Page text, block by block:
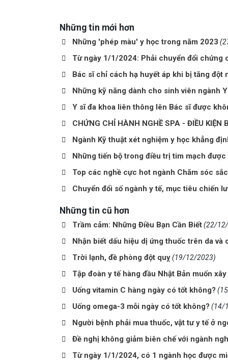
Những tin mới hơn
Những 'phép màu' y học trong năm 2023
Từ ngày 1/1/2024: Phải chuyển đổi chứng
Bác sĩ chỉ cách hạ huyết áp khi bị tăng đột
Những kỹ năng dành cho sinh viên ngành
Y sĩ đa khoa liên thông lên Bác sĩ được
CHỨNG CHỈ HÀNH NGHỀ SPA - ĐIỀU KIỆN
Ngành Kỹ thuật xét nghiệm y học khẳng
Những tiến bộ trong điều trị tim mạch
Top các nghề cực hot ngành Chăm sóc
Chuyển đổi số ngành y tế, mục tiêu chiến
Những tin cũ hơn
Trầm cảm: Những Điều Bạn Cần Biết(22/
Nhận biết dấu hiệu dị ứng thuốc trên da và
Trời lạnh, đề phòng đột quỵ(19/12/2023)
Tập đoàn y tế hàng đầu Nhật Bản muốn
Uống vitamin C hàng ngày có tốt không?
Uống omega-3 mỗi ngày có tốt không? (14/
Người bệnh phải mua thuốc, vật tư y tế ở
Đề nghị không giảm biên chế với ngành
Từ ngày 1/1/2024, có 1 ngành học được